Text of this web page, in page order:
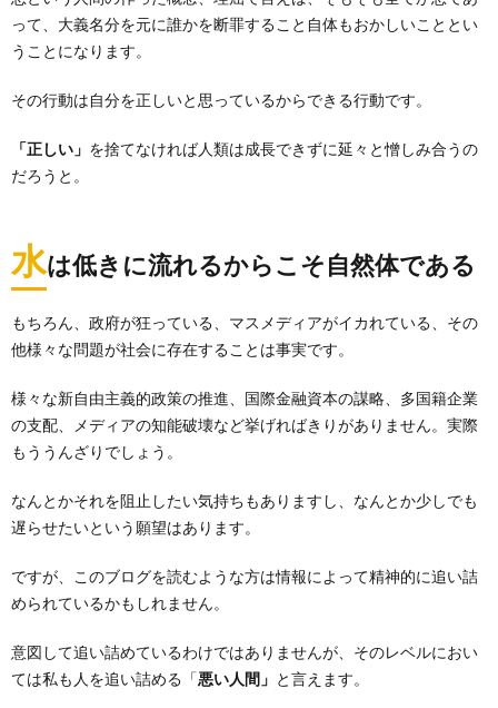
って、大義名分を元に誰かを断罪すること自体もおかしいこととい
うことになります。
その行動は自分を正しいと思っているからできる行動です。
「正しい」 を捨てなければ人類は成長できずに延々と憎しみ合うの
だろうと。
水は低きに流れるからこそ自然体である
もちろん、政府が狂っている、マスメディアがイカれている、その
他様々な問題が社会に存在することは事実です。
様々な新自由主義的政策の推進、国際金融資本の謀略、多国籍企業
の支配、メディアの知能破壊など挙げればきりがありません。実際
もううんざりでしょう。
なんとかそれを阻止したい気持ちもありますし、なんとか少しでも
遅らせたいという願望はあります。
ですが、このブログを読むような方は情報によって精神的に追い詰
められているかもしれません。
意図して追い詰めているわけではありませんが、そのレベルにおい
ては私も人を追い詰める「悪い人間」 と言えます。